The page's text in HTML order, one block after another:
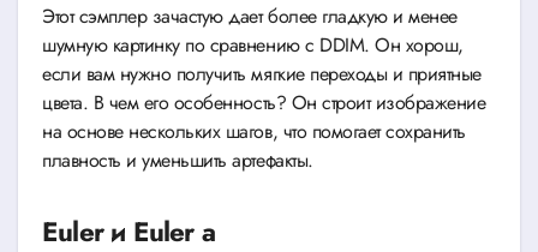
Этот сэмплер зачастую дает более гладкую и менее
шумную картинку по сравнению с DDIM. Он хорош,
если вам нужно получить мягкие переходы и приятные
цвета. В чем его особенность? Он строит изображение
на основе нескольких шагов, что помогает сохранить
плавность и уменьшить артефакты.
Euler и Euler a